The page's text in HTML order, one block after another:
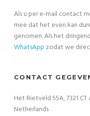
Als u per e-mail contact
mee dat het even kan
genomen. Als het
WhatsApp zodat we
CONTACT
Het Rietveld 55A, 7321
Netherlands